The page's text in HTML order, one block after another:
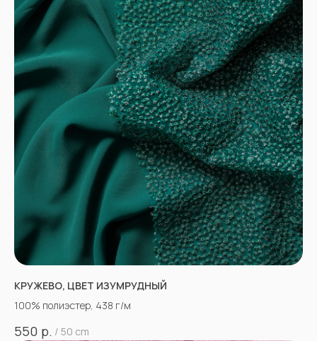
КРУЖЕВО, ЦВЕТ ИЗУМРУДНЫЙ
100% полиэстер, 438 г/м
550 р. / 50 cm